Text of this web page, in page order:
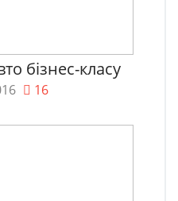
бізнес-класу
16